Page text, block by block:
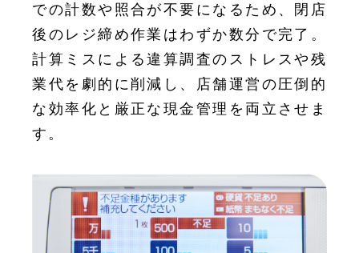
での計数や照合が不要になるため、閉店
後のレジ締め作業はわずか数分で完了。
計算ミスによる違算調査のストレスや残
業代を劇的に削減し、店舗運営の圧倒的
な効率化と厳正な現金管理を両立させま
す。